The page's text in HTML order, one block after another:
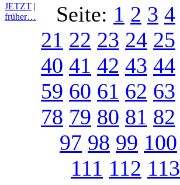
JETZT |
früher…
Seite: 1 2 3 4
21 22 23 24 25
40 41 42 43 44
59 60 61 62 63
78 79 80 81 82
97 98 99 100
111 112 113